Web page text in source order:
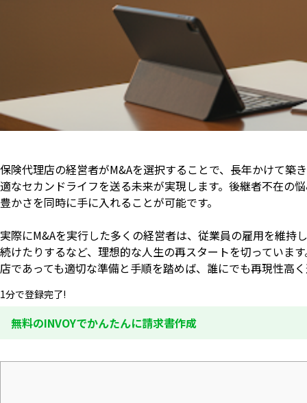
保険代理店の経営者がM&Aを選択することで、長年かけて
適なセカンドライフを送る未来が実現します。後継者不在の
豊かさを同時に手に入れることが可能です。
実際にM&Aを実行した多くの経営者は、従業員の雇用を維
続けたりするなど、理想的な人生の再スタートを切っていま
店であっても適切な準備と手順を踏めば、誰にでも再現性高
1分で登録完了!
無料のINVOYでかんたんに請求書作成